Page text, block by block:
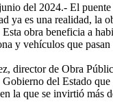
del 2024.- El
ya es una realidad, la
obra beneficia a
y vehículos que pasan
director de Obra
del Estado que
la que se invirtió más